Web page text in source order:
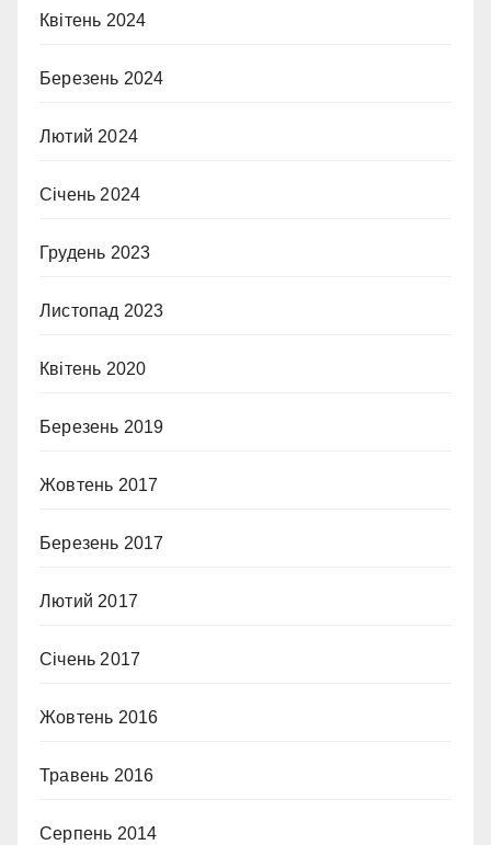
Квітень 2024
Березень 2024
Лютий 2024
Січень 2024
Грудень 2023
Листопад 2023
Квітень 2020
Березень 2019
Жовтень 2017
Березень 2017
Лютий 2017
Січень 2017
Жовтень 2016
Травень 2016
Серпень 2014